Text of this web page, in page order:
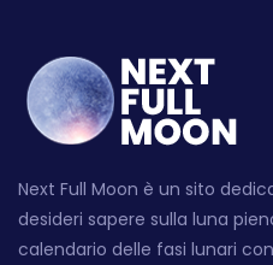
Next Full Moon è un sito
desideri sapere sulla luna
calendario delle fasi lunari